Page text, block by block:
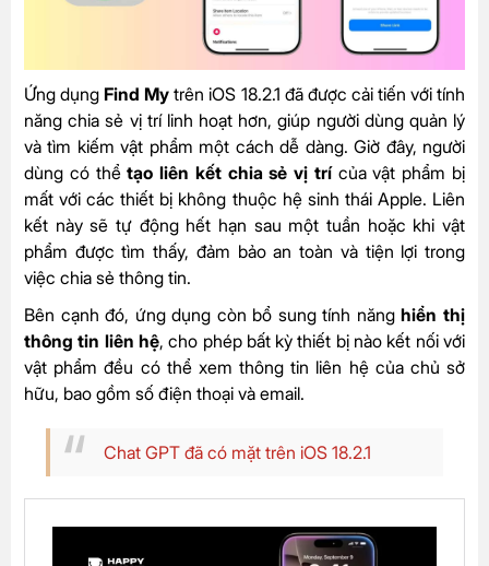
Ứng dụngFind My trên iOS 18.2.1 đã được cải tiến với tính
năng chia sẻ vị trí linh hoạt hơn, giúp người dùng quản lý
và tìm kiếm vật phẩm một cách dễ dàng. Giờ đây, người
dùng có thểtạo liên kết chia sẻ vị trícủa vật phẩm bị
mất với các thiết bị không thuộc hệ sinh thái Apple. Liên
kết này sẽ tự động hết hạn sau một tuần hoặc khi vật
phẩm được tìm thấy, đảm bảo an toàn và tiện lợi trong
việc chia sẻ thông tin.
Bên cạnh đó, ứng dụng còn bổ sung tính nănghiển thị
thông tin liên hệ, cho phép bất kỳ thiết bị nào kết nối với
vật phẩm đều có thể xem thông tin liên hệ của chủ sở
hữu, bao gồm số điện thoại và email.
Chat GPT đã có mặt trên iOS 18.2.1